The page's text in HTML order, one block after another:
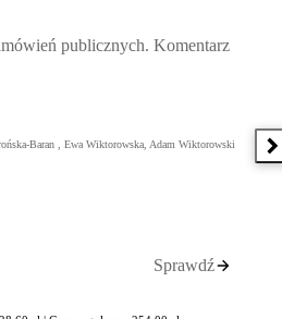
publicznych. Komentarz
Baran , Ewa Wiktorowska, Adam Wiktorowski
Sprawdź